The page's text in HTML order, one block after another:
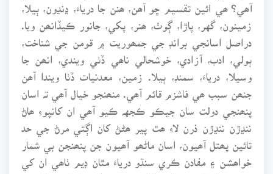
آھي؟ ھي ائين تقسيم ڇو آھن، ھنن جا درياءَ، ڍنڍون، ٻيلا،
زمينون، گهر، پاڙا، ڳوٺ، ھنر، پکي، جانور ڪيڏانھن ويا.
دراصل اسانجي برانڊ جي جمھوريت ۾ قومن جي شناخت،
ٻولي، ادب، آزادي، خوشحالي ناھي ڏٺي ويندي، انھن جا
وسيلا، درياءَ، سمنڊ، ٻيلا. زمين، معدنيات ڏٺا ويندا آھن
جنھن سبب ھي فاشزم قائم آھي. منھنجو خيال آھي تہ اسان
پنھنجي دولت سان جيڪو ڪجهہ ڪيو آھي ان کانپوءِ ھاڻ
ننڍڙن ننڍڙن ذرن لاءِ ھٿ پير ھڻڻ کان اڳتي مرڻ جي حد
تائين پھتل آھيون، اسان ماڻھو آھيون جن پنھنجن بي شمار
خواھشن ۽ مفادن ڪري سنڌو درياءَ مٿان ڊيم ٺاھي ان کي